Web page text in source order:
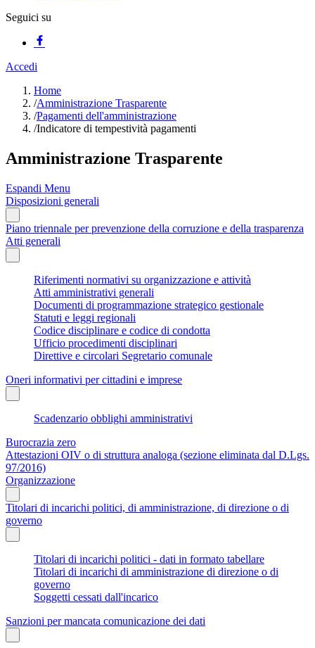
Seguici su
Accedi
Home
/Amministrazione Trasparente
/Pagamenti dell'amministrazione
/Indicatore di tempestività pagamenti
Amministrazione Trasparente
Espandi Menu
Disposizioni generali
Piano triennale per prevenzione della corruzione e della trasparenza
Atti generali
Riferimenti normativi su organizzazione e attività
Atti amministrativi generali
Documenti di programmazione strategico gestionale
Statuti e leggi regionali
Codice disciplinare e codice di condotta
Ufficio procedimenti disciplinari
Direttive e circolari Segretario comunale
Oneri informativi per cittadini e imprese
Scadenzario obblighi amministrativi
Burocrazia zero
Attestazioni OIV o di struttura analoga (sezione eliminata dal D.Lgs.
97/2016)
Organizzazione
Titolari di incarichi politici, di amministrazione, di direzione o di
governo
Titolari di incarichi politici - dati in formato tabellare
Titolari di incarichi di amministrazione di direzione o di
governo
Soggetti cessati dall'incarico
Sanzioni per mancata comunicazione dei dati